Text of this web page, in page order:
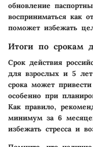
обновление
восприниматься как
поможет избежать
Итоги по срокам
Срок действия
для взрослых и 5
срока может
особенно при
Как правило,
минимум за 6
избежать стресса и